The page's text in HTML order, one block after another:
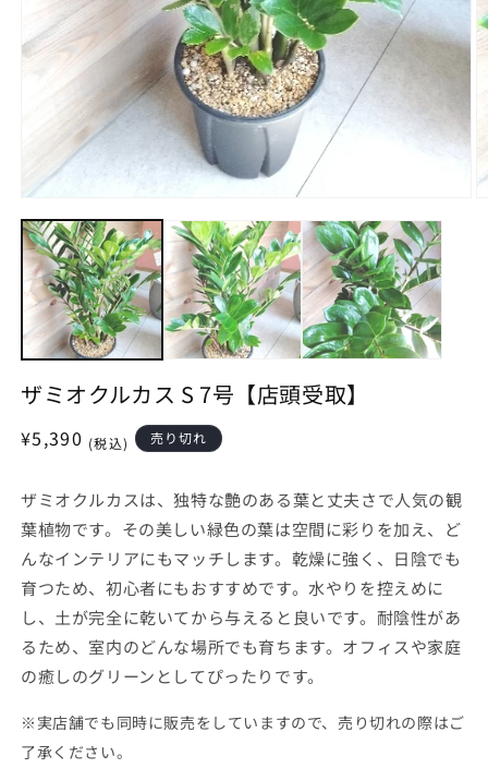
ー
ダ
ル
で
メ
ィ
ア
を
く
ザミオクルカス S 7号【店頭受取】
通
価
格
¥5,390 (税込) 売り切れ
ザミオクルカスは、独特な艶のある葉と丈夫さで人気の観
葉植物です。その美しい緑色の葉は空間に彩りを加え、ど
んなインテリアにもマッチします。乾燥に強く、日陰でも
育つため、初心者にもおすすめです。水やりを控えめに
し、土が完全に乾いてから与えると良いです。耐陰性があ
るため、室内のどんな場所でも育ちます。オフィスや家庭
の癒しのグリーンとしてぴったりです。
※実店舗でも同時に販売をしていますので、売り切れの際はご
了承ください。